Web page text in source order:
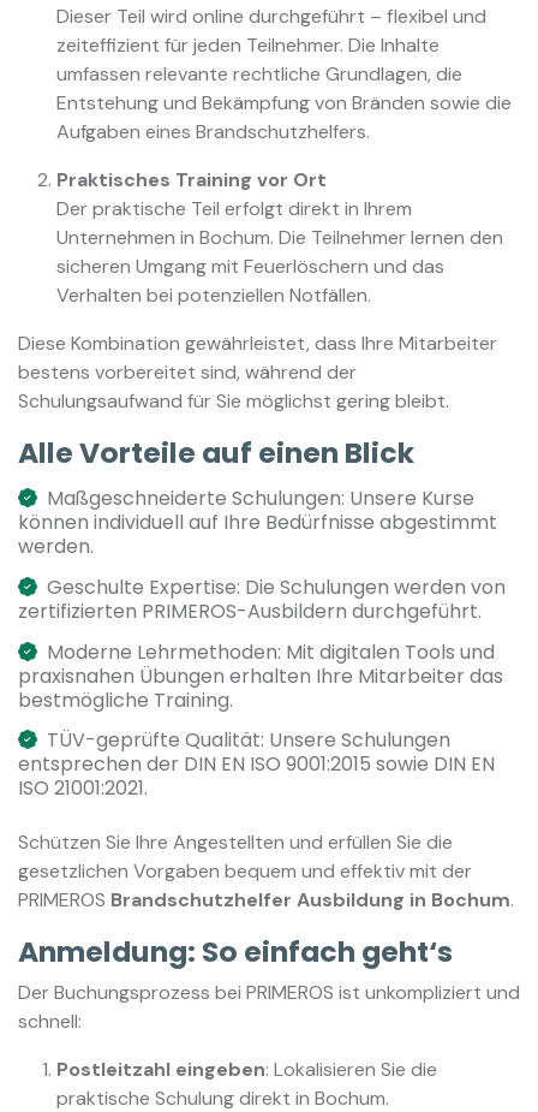
Dieser Teil wird online durchgeführt – flexibel und
zeiteffizient für jeden Teilnehmer. Die Inhalte
umfassen relevante rechtliche Grundlagen, die
Entstehung und Bekämpfung von Bränden sowie die
Aufgaben eines Brandschutzhelfers.
Praktisches Training vor Ort
Der praktische Teil erfolgt direkt in Ihrem
Unternehmen in Bochum. Die Teilnehmer lernen den
sicheren Umgang mit Feuerlöschern und das
Verhalten bei potenziellen Notfällen.
Diese Kombination gewährleistet, dass Ihre Mitarbeiter
bestens vorbereitet sind, während der
Schulungsaufwand für Sie möglichst gering bleibt.
Alle Vorteile auf einen Blick
Maßgeschneiderte Schulungen: Unsere Kurse
können individuell auf Ihre Bedürfnisse abgestimmt
werden.
Geschulte Expertise: Die Schulungen werden von
zertifizierten PRIMEROS-Ausbildern durchgeführt.
Moderne Lehrmethoden: Mit digitalen Tools und
praxisnahen Übungen erhalten Ihre Mitarbeiter das
bestmögliche Training.
TÜV-geprüfte Qualität: Unsere Schulungen
entsprechen der DIN EN ISO 9001:2015 sowie DIN EN
ISO 21001:2021.
Schützen Sie Ihre Angestellten und erfüllen Sie die
gesetzlichen Vorgaben bequem und effektiv mit der
PRIMEROS Brandschutzhelfer Ausbildung in Bochum.
Anmeldung: So einfach geht‘s
Der Buchungsprozess bei PRIMEROS ist unkompliziert und
schnell:
Postleitzahl eingeben: Lokalisieren Sie die
praktische Schulung direkt in Bochum.